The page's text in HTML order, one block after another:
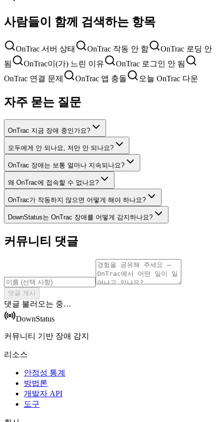
사람들이 함께 검색하는 항목
OnTrac 서버 상태 OnTrac 작동 안 함
OnTrac 로딩 안
됨
OnTrac이(가) 느린 이유
OnTrac 로그인 안 됨
OnTrac 연결 문제
OnTrac 앱 충돌 오늘 OnTrac 다운
자주 묻는 질문
OnTrac 지금 장애 중인가요?
모두에게 안 되나요, 저만 안 되나요?
OnTrac 장애는 보통 얼마나 지속되나요?
왜 OnTrac에 접속할 수 없나요?
OnTrac가 작동하지 않으면 어떻게 해야 하나요?
DownStatus는 OnTrac 장애를 어떻게 감지하나요?
커뮤니티 댓글
댓글 게시
댓글 불러오는 중…
DownStatus
커뮤니티 기반 장애 감지
리소스
안정성 통계
방법론
개발자 API
도구